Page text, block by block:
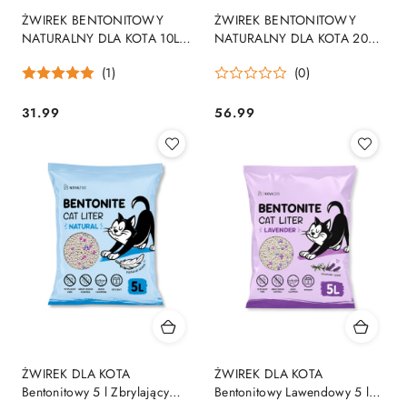
ŻWIREK BENTONITOWY
NATURALNY DLA KOTA 10L
BEZPYŁOWY (1)
Cena:
31.99
ŻWIREK BENTONITOWY
NATURALNY DLA KOTA 20L
BEZPYŁOWY (0)
Cena:
56.99
ŻWIREK DLA KOTA
Bentonitowy 5 l Zbrylający
ŻWIREK DLA KOTA
Bentonitowy Lawendowy 5 l